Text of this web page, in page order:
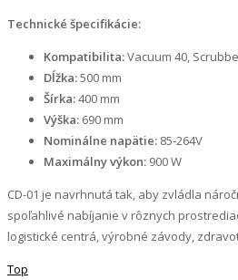
Technické špecifikácie:
Kompatibilita:Vacuum 40,
Dĺžka:500 mm
Šírka:400 mm
Výška: 690 mm
Nominálne napätie: 85-264V
Maximálny výkon: 900 W
CD-01 je navrhnutá tak, aby zvládla
spoľahlivé nabíjanie v rôznych
logistické centrá, výrobné závody,
Top